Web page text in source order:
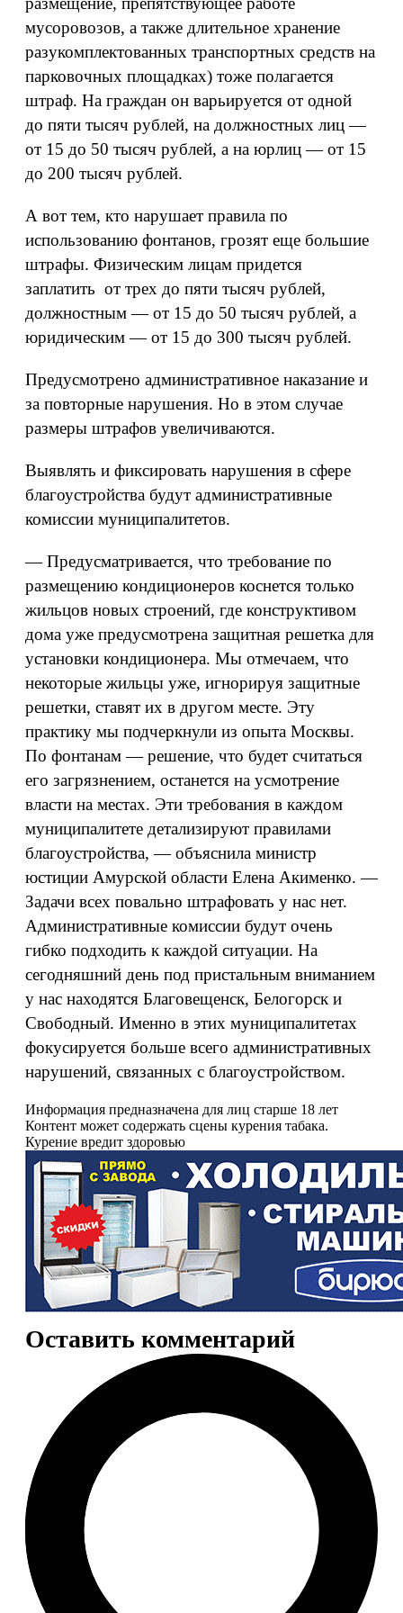
мусоровозов, а также длительное хранение
разукомплектованных транспортных средств на
парковочных площадках) тоже полагается
штраф. На граждан он варьируется от одной
до пяти тысяч рублей, на должностных лиц —
от 15 до 50 тысяч рублей, а на юрлиц — от 15
до 200 тысяч рублей.
А вот тем, кто нарушает правила по
использованию фонтанов, грозят еще большие
штрафы. Физическим лицам придется
заплатить от трех до пяти тысяч рублей,
должностным — от 15 до 50 тысяч рублей, а
юридическим — от 15 до 300 тысяч рублей.
Предусмотрено административное наказание и
за повторные нарушения. Но в этом случае
размеры штрафов увеличиваются.
Выявлять и фиксировать нарушения в сфере
благоустройства будут административные
комиссии муниципалитетов.
— Предусматривается, что требование по
размещению кондиционеров коснется только
жильцов новых строений, где конструктивом
дома уже предусмотрена защитная решетка для
установки кондиционера. Мы отмечаем, что
некоторые жильцы уже, игнорируя защитные
решетки, ставят их в другом месте. Эту
практику мы подчеркнули из опыта Москвы.
По фонтанам — решение, что будет считаться
его загрязнением, останется на усмотрение
власти на местах. Эти требования в каждом
муниципалитете детализируют правилами
благоустройства, — объяснила министр
юстиции Амурской области Елена Акименко. —
Задачи всех повально штрафовать у нас нет.
Административные комиссии будут очень
гибко подходить к каждой ситуации. На
сегодняшний день под пристальным вниманием
у нас находятся Благовещенск, Белогорск и
Свободный. Именно в этих муниципалитетах
фокусируется больше всего административных
нарушений, связанных с благоустройством.
Информация предназначена для лиц старше 18 лет
Контент может содержать сцены курения табака.
Курение вредит здоровью
Оставить комментарий